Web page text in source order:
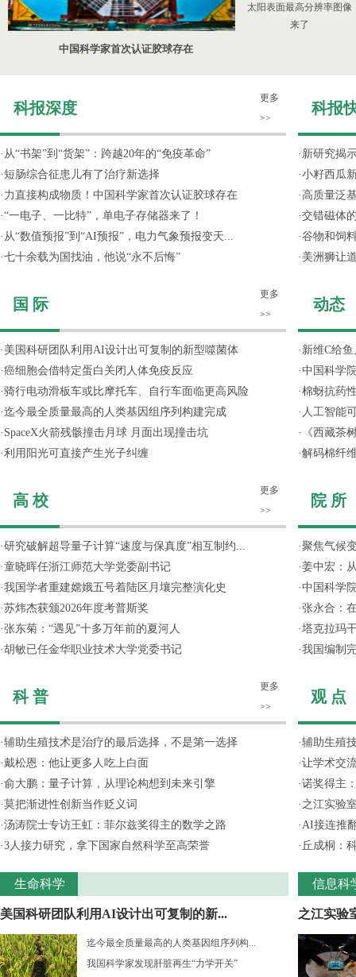
中国科学家首次认证胶球存在
太阳表面最高分辨率图像
来了
科报深度
更多
>>
· 从“书架”到“货架”：跨越20年的“免疫革命”
· 短肠综合征患儿有了治疗新选择
· 力直接构成物质！中国科学家首次认证胶球存在
·“一电子、一比特”，单电子存储器来了！
· 从“数值预报”到“AI预报”，电力气象预报变天...
·七十余载为国找油，他说“永不后悔”
国 际
更多
>>
· 美国科研团队利用AI设计出可复制的新型噬菌体
·癌细胞会借特定蛋白关闭人体免疫反应
·骑行电动滑板车或比摩托车、自行车面临更高风险
·迄今最全质量最高的人类基因组序列构建完成
· SpaceX火箭残骸撞击月球 月面出现撞击坑
·利用阳光可直接产生光子纠缠
高 校
更多
>>
·研究破解超导量子计算“速度与保真度”相互制约...
·童晓晖任浙江师范大学党委副书记
·我国学者重建嫦娥五号着陆区月壤完整演化史
·苏炜杰获颁2026年度考普斯奖
·张东菊：“遇见”十多万年前的夏河人
·胡敏已任金华职业技术大学党委书记
科 普
更多
>>
·辅助生殖技术是治疗的最后选择，不是第一选择
·戴松恩：他让更多人吃上白面
·俞大鹏：量子计算，从理论构想到未来引擎
·莫把渐进性创新当作贬义词
·汤涛院士专访王虹：菲尔兹奖得主的数学之路
·3人接力研究，拿下国家自然科学至高荣誉
生命科学
美国科研团队利用AI设计出可复制的新...
迄今最全质量最高的人类基因组序列构...
我国科学家发现肝脏再生“力学开关”
科报
· 新研究揭
·小籽西瓜
· 高质量泛
·交错磁体
·谷物和饲
· 美洲狮让
动态
· 新维C给
·中国科学
·棉蚜抗药
· 人工智能
·
《西藏茶
·解码棉纤
院 所
·聚焦气候
·姜中宏：
·中国科学
·张永合：
·塔克拉玛
·我国编制
观 点
·辅助生殖
·让学术交
·诺奖得主
· 之江实验
·AI接连推
· 丘成桐：
信息科
之江实验